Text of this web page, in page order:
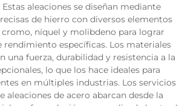
Estas aleaciones se diseñan mediante
de hierro con diversos elementos
níquel y molibdeno para lograr
rendimiento específicas. Los materiales
una fuerza, durabilidad y resistencia a la
lo que los hace ideales para
en múltiples industrias. Los servicios
aleaciones de acero abarcan desde la